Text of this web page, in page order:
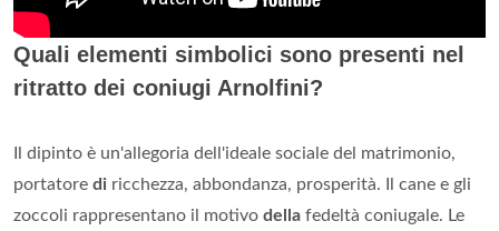
Quali elementi simbolici sono presenti nel
ritratto dei coniugi Arnolfini?
Il dipinto è un'allegoria dell'ideale sociale del matrimonio,
portatore di ricchezza, abbondanza, prosperità. Il cane e gli
zoccoli rappresentano il motivo della fedeltà coniugale. Le